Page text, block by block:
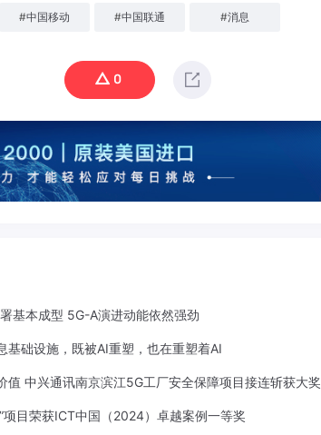
#中国移动 #中国联通 #消息
0
基本成型 5G-A演进动能依然强劲
基础设施，既被AI重塑，也在重塑着AI
值 中兴通讯南京滨江5G工厂安全保障项目接连斩获大奖
项目荣获ICT中国（2024）卓越案例一等奖